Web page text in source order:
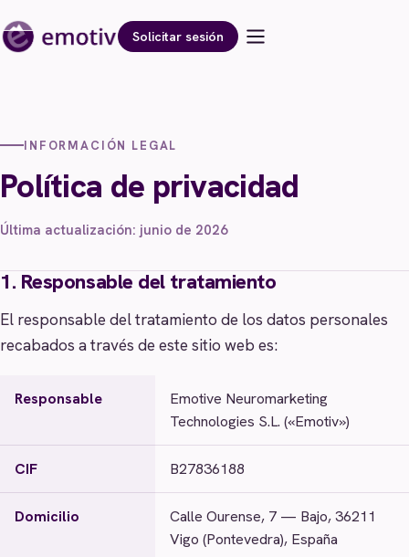
Solicitar sesión
INFORMACIÓN LEGAL
Política de privacidad
Última actualización: junio de 2026
1. Responsable del tratamiento
El responsable del tratamiento de los datos personales
recabados a través de este sitio web es:
Responsable
Emotive Neuromarketing
Technologies S.L. («Emotiv»)
CIF B27836188
Domicilio
Calle Ourense, 7 — Bajo, 36211
Vigo (Pontevedra), España